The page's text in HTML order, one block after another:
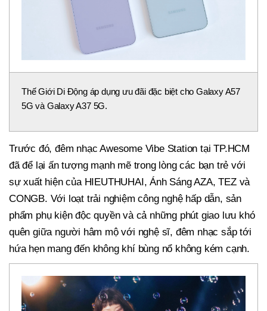
Thế Giới Di Động áp dụng ưu đãi đặc biệt cho Galaxy A57
5G và Galaxy A37 5G.
Trước đó, đêm nhạc Awesome Vibe Station tại TP.HCM
đã để lại ấn tượng mạnh mẽ trong lòng các bạn trẻ với
sự xuất hiện của HIEUTHUHAI, Ánh Sáng AZA, TEZ và
CONGB. Với loạt trải nghiệm công nghệ hấp dẫn, sản
phẩm phụ kiện độc quyền và cả những phút giao lưu khó
quên giữa người hâm mộ với nghệ sĩ, đêm nhạc sắp tới
hứa hẹn mang đến không khí bùng nổ không kém cạnh.